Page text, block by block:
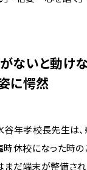
ないと動け
に愕然
年孝校長先生は、
休校になった時の
まだ端末が整備さ